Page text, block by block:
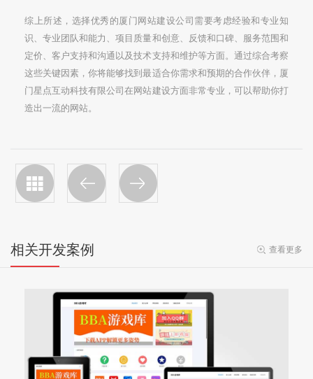
综上所述，选择优秀的厦门网站建设公司需要考虑经验和专业知
识、专业团队和能力、项目质量和创意、反馈和口碑、服务范围和
定价、客户支持和沟通以及技术支持和维护等方面。通过综合考察
这些关键因素，你将能够找到最适合你需求和预期的合作伙伴，厦
门星点互动科技有限公司在网站建设方面非常专业，可以帮助你打
造出一流的网站。
相关开发案例 查看更多